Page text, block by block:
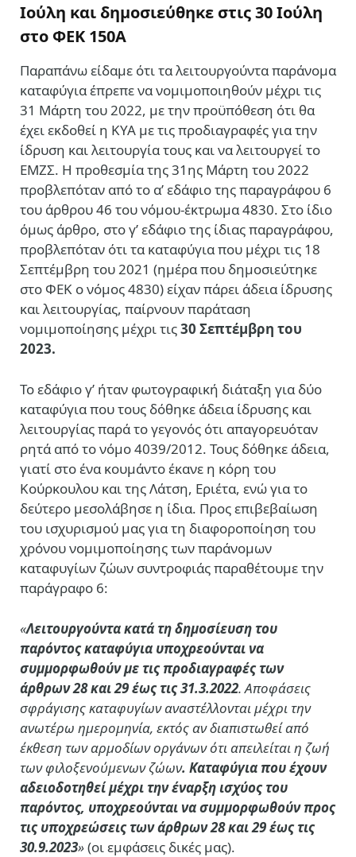
Ιούλη και δημοσιεύθηκε στις 30 Ιούλη
στο ΦΕΚ 150Α
Παραπάνω είδαμε ότι τα λειτουργούντα παράνομα
καταφύγια έπρεπε να νομιμοποιηθούν μέχρι τις
31 Μάρτη του 2022, με την προϋπόθεση ότι θα
έχει εκδοθεί η ΚΥΑ με τις προδιαγραφές για την
ίδρυση και λειτουργία τους και να λειτουργεί το
ΕΜΖΣ. Η προθεσμία της 31ης Μάρτη του 2022
προβλεπόταν από το α’ εδάφιο της παραγράφου 6
του άρθρου 46 του νόμου-έκτρωμα 4830. Στο ίδιο
όμως άρθρο, στο γ’ εδάφιο της ίδιας παραγράφου,
προβλεπόταν ότι τα καταφύγια που μέχρι τις 18
Σεπτέμβρη του 2021 (ημέρα που δημοσιεύτηκε
στο ΦΕΚ ο νόμος 4830) είχαν πάρει άδεια ίδρυσης
και λειτουργίας, παίρνουν παράταση
νομιμοποίησης μέχρι τις30 Σεπτέμβρη του
2023.
Το εδάφιο γ’ ήταν φωτογραφική διάταξη για δύο
καταφύγια που τους δόθηκε άδεια ίδρυσης και
λειτουργίας παρά το γεγονός ότι απαγορευόταν
ρητά από το νόμο 4039/2012. Τους δόθηκε άδεια,
γιατί στο ένα κουμάντο έκανε η κόρη του
Κούρκουλου και της Λάτση, Εριέτα, ενώ για το
δεύτερο μεσολάβησε η ίδια. Προς επιβεβαίωση
του ισχυρισμού μας για τη διαφοροποίηση του
χρόνου νομιμοποίησης των παράνομων
καταφυγίων ζώων συντροφιάς παραθέτουμε την
παράγραφο 6:
«Λειτουργούντα κατά τη δημοσίευση του
παρόντος καταφύγια υποχρεούνται να
συμμορφωθούν με τις προδιαγραφές των
άρθρων 28 και 29 έως τις 31.3.2022. Αποφάσεις
σφράγισης καταφυγίων αναστέλλονται μέχρι την
ανωτέρω ημερομηνία, εκτός αν διαπιστωθεί από
έκθεση των αρμοδίων οργάνων ότι απειλείται η ζωή
των φιλοξενούμενων ζώων. Καταφύγια που έχουν
αδειοδοτηθεί μέχρι την έναρξη ισχύος του
παρόντος, υποχρεούνται να συμμορφωθούν προς
τις υποχρεώσεις των άρθρων 28 και 29 έως τις
30.9.2023»(οι εμφάσεις δικές μας).